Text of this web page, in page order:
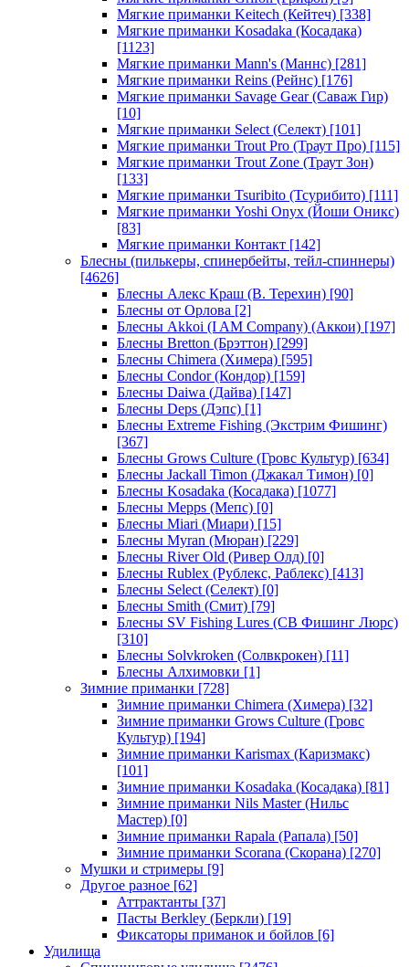
Мягкие приманки Keitech (Кейтеч) [338]
Мягкие приманки Kosadaka (Косадака)
[1123]
Мягкие приманки Mann's (Маннс) [281]
Мягкие приманки Reins (Рейнс) [176]
Мягкие приманки Savage Gear (Саваж Гир)
[10]
Мягкие приманки Select (Селект) [101]
Мягкие приманки Trout Pro (Траут Про) [115]
Мягкие приманки Trout Zone (Траут Зон)
[133]
Мягкие приманки Tsuribito (Тсурибито) [111]
Мягкие приманки Yoshi Onyx (Йоши Оникс)
[83]
Мягкие приманки Контакт [142]
Блесны (пилькеры, спинербейты, тейл-спиннеры)
[4626]
Блесны Алекс Краш (В. Терехин) [90]
Блесны от Орлова [2]
Блесны Akkoi (I AM Company) (Аккои) [197]
Блесны Bretton (Брэттон) [299]
Блесны Chimera (Химера) [595]
Блесны Condor (Кондор) [159]
Блесны Daiwa (Дайва) [147]
Блесны Deps (Дэпс) [1]
Блесны Extreme Fishing (Экстрим Фишинг)
[367]
Блесны Grows Culture (Гровс Культур) [634]
Блесны Jackall Timon (Джакал Тимон) [0]
Блесны Kosadaka (Косадака) [1077]
Блесны Mepps (Мепс) [0]
Блесны Miari (Миари) [15]
Блесны Myran (Мюран) [229]
Блесны River Old (Ривер Олд) [0]
Блесны Rublex (Рублекс, Раблекс) [413]
Блесны Select (Селект) [0]
Блесны Smith (Смит) [79]
Блесны SV Fishing Lures (СВ Фишинг Люрс)
[310]
Блесны Solvkroken (Солвкрокен) [11]
Блесны Алхимовки [1]
Зимние приманки [728]
Зимние приманки Chimera (Химера) [32]
Зимние приманки Grows Culture (Гровс
Культур) [194]
Зимние приманки Karismax (Каризмакс)
[101]
Зимние приманки Kosadaka (Косадака) [81]
Зимние приманки Nils Master (Нильс
Мастер) [0]
Зимние приманки Rapala (Рапала) [50]
Зимние приманки Scorana (Скорана) [270]
Мушки и стримеры [9]
Другое разное [62]
Аттрактанты [37]
Пасты Berkley (Беркли) [19]
Фиксаторы приманок и бойлов [6]
Удилища